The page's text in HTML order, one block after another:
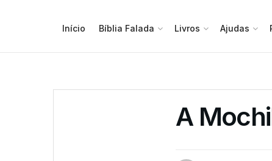
Início Bíblia Falada Livros Ajudas
A